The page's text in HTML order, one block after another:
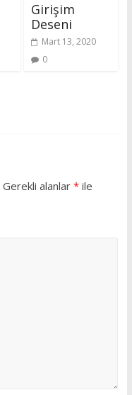
Girişim
Deseni
Mart 13, 2020
0
Gerekli alanlar *ile